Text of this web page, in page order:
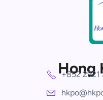
Hong
+852 2921